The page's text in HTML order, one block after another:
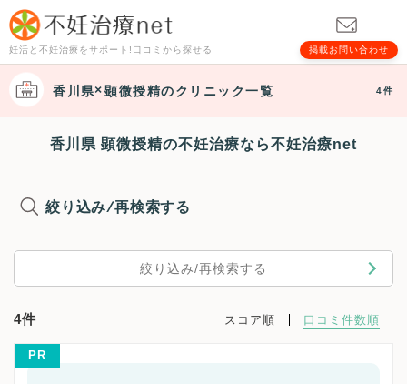
妊活と不妊治療をサポート!口コミから探せる 掲載お問い合わせ
香川県 顕微授精のクリニック一覧 4件
香川県 顕微授精の不妊治療なら不妊治療net
絞り込み/再検索する
絞り込み/再検索する
4件 スコア順 口コミ件数順
PR